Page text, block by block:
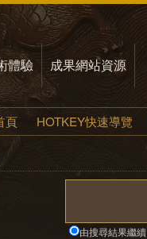
體驗 成果網站資源
頁 HOTKEY快速導覽
由搜尋結果繼續